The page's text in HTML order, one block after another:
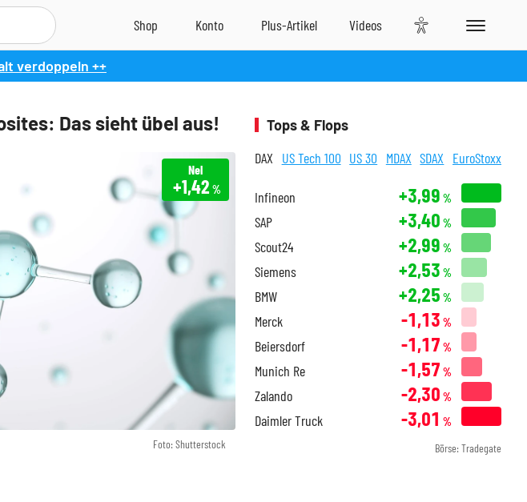
verdoppeln ++
Das sieht übel aus!
Foto: Shutterstock
Nel
+1,42%
Tops & Flops
DAX US Tech 100 US 30 MDAX SDAX EuroStoxx
Infineon +3,99 %
SAP +3,40 %
Scout24 +2,99 %
Siemens +2,53 %
BMW +2,25 %
Merck -1,13 %
Beiersdorf -1,17 %
Munich Re -1,57 %
Zalando -2,30 %
Daimler Truck -3,01 %
Börse: Tradegate